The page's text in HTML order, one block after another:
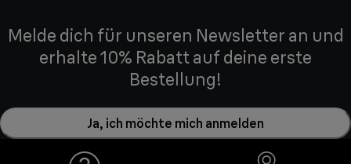
Melde dich für unseren Newsletter an und
erhalte 10% Rabatt auf deine erste
Bestellung!
Ja, ich möchte mich anmelden